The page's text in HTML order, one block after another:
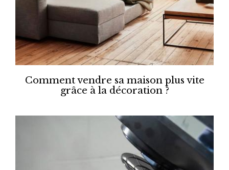
Comment vendre sa maison plus vite
grâce à la décoration ?